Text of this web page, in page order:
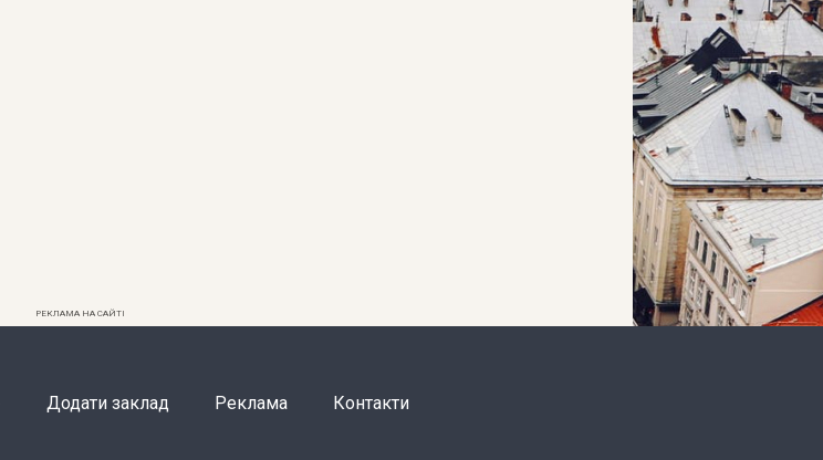
РЕКЛАМА НА САЙТІ
Додати заклад Реклама Контакти